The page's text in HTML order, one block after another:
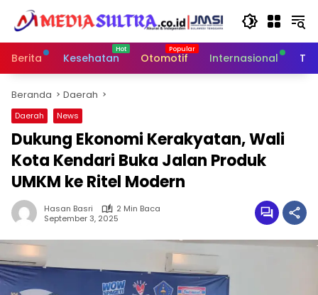
Langsung
konten
Berita
Kesehatan Otomotif Internasional
Beranda Daerah
Daerah News
Dukung Ekonomi Kerakyatan, Wali
Kota Kendari Buka Jalan Produk
UMKM ke Ritel Modern
Hasan Basri
2 Min Baca
September 3, 2025